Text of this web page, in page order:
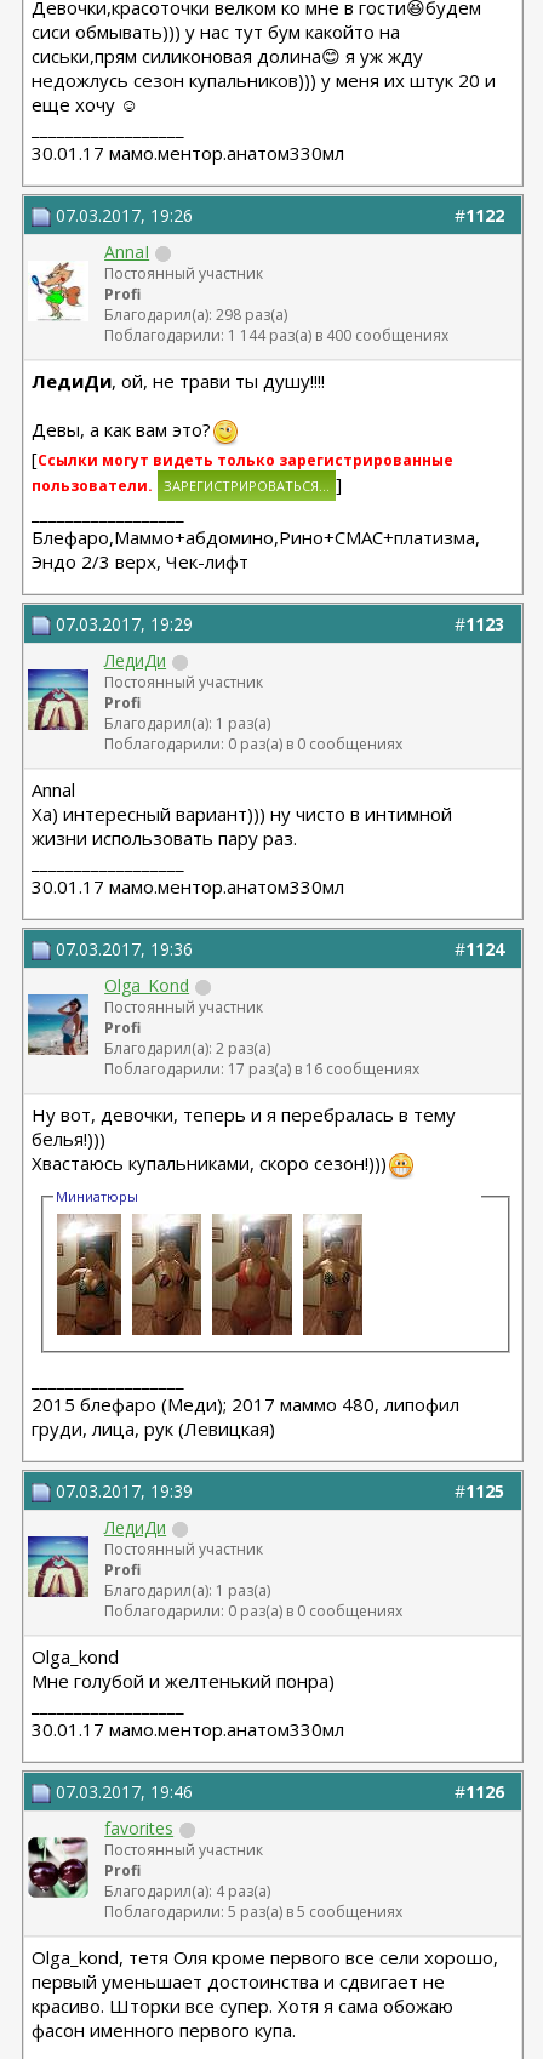
Девочки,красоточки велком ко мне в гости😆будем
сиси обмывать))) у нас тут бум какойто на
сиськи,прям силиконовая долина😊 я уж жду
недожлусь сезон купальников))) у меня их штук 20 и
еще хочу ☺
30.01.17 мамо.ментор.анатом330мл
#1122
07.03.2017, 19:26
AnnaI
Постоянный участник
Profi
Благодарил(а): 298 раз(а)
Поблагодарили: 1 144 раз(а) в 400 сообщениях
ЛедиДи, ой, не трави ты душу!!!!
Девы, а как вам это?
[Ссылки могут видеть только зарегистрированные
пользователи.
]
Блефаро,Маммо+абдомино,Рино+СМАС+платизма,
Эндо 2/3 верх, Чек-лифт
#1123
07.03.2017, 19:29
ЛедиДи
Постоянный участник
Profi
Благодарил(а): 1 раз(а)
Поблагодарили: 0 раз(а) в 0 сообщениях
Annal
Ха) интересный вариант))) ну чисто в интимной
жизни использовать пару раз.
30.01.17 мамо.ментор.анатом330мл
#1124
07.03.2017, 19:36
Olga_Kond
Постоянный участник
Profi
Благодарил(а): 2 раз(а)
Поблагодарили: 17 раз(а) в 16 сообщениях
Ну вот, девочки, теперь и я перебралась в тему
белья!)))
Хвастаюсь купальниками, скоро сезон!)))
Миниатюры
2015 блефаро (Меди); 2017 маммо 480, липофил
груди, лица, рук (Левицкая)
#1125
07.03.2017, 19:39
ЛедиДи
Постоянный участник
Profi
Благодарил(а): 1 раз(а)
Поблагодарили: 0 раз(а) в 0 сообщениях
Olga_kond
Мне голубой и желтенький понра)
30.01.17 мамо.ментор.анатом330мл
#1126
07.03.2017, 19:46
favorites
Постоянный участник
Profi
Благодарил(а): 4 раз(а)
Поблагодарили: 5 раз(а) в 5 сообщениях
Olga_kond, тетя Оля кроме первого все сели хорошо,
первый уменьшает достоинства и сдвигает не
красиво. Шторки все супер. Хотя я сама обожаю
фасон именного первого купа.